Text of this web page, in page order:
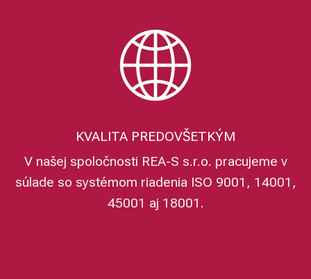
KVALITA PREDOVŠETKÝM
V našej spoločnosti REA-S s.r.o. pracujeme v
súlade so systémom riadenia ISO 9001, 14001,
45001 aj 18001.